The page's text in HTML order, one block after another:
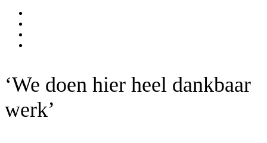
‘We doen hier heel dankbaar
werk’